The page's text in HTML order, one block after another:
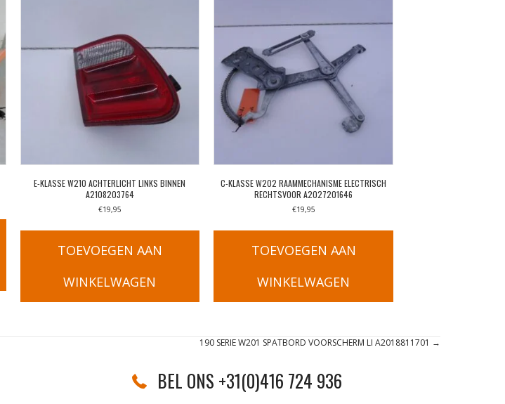
E-KLASSE W210 ACHTERLICHT LINKS BINNEN
A2108203764
€19,95
TOEVOEGEN AAN
WINKELWAGEN
C-KLASSE W202 RAAMMECHANISME ELECTRISCH
RECHTSVOOR A2027201646
€19,95
TOEVOEGEN AAN
WINKELWAGEN
190 SERIE W201 SPATBORD VOORSCHERM LI A2018811701 →
BEL ONS +31(0)416 724 936